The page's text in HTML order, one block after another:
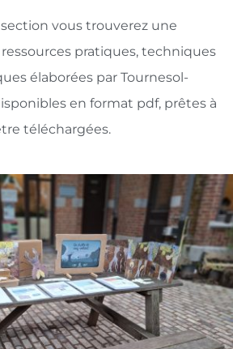
vous trouverez une
pratiques, techniques
élaborées par Tournesol-
en format pdf, prêtes à
téléchargées.